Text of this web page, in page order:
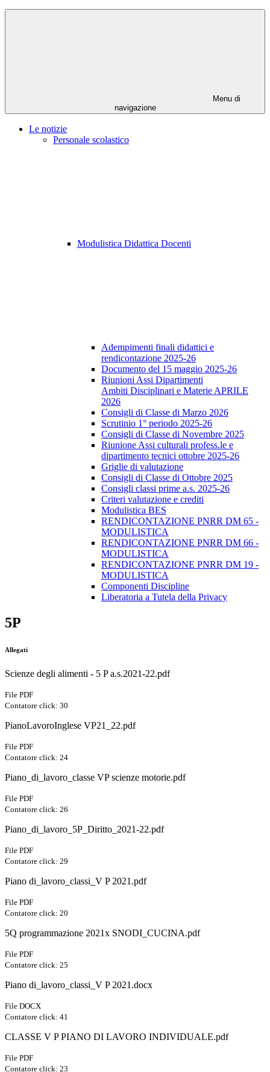
Menu di
navigazione
Le notizie
Personale scolastico
Modulistica Didattica Docenti
Adempimenti finali didattici e
rendicontazione 2025-26
Documento del 15 maggio 2025-26
Riunioni Assi Dipartimenti
Ambiti Disciplinari e Materie APRILE
2026
Consigli di Classe di Marzo 2026
Scrutinio 1° periodo 2025-26
Consigli di Classe di Novembre 2025
Riunione Assi culturali profess.le e
dipartimento tecnici ottobre 2025-26
Griglie di valutazione
Consigli di Classe di Ottobre 2025
Consigli classi prime a.s. 2025-26
Criteri valutazione e crediti
Modulistica BES
RENDICONTAZIONE PNRR DM 65 -
MODULISTICA
RENDICONTAZIONE PNRR DM 66 -
MODULISTICA
RENDICONTAZIONE PNRR DM 19 -
MODULISTICA
Componenti Discipline
Liberatoria a Tutela della Privacy
5P
Allegati
Scienze degli alimenti - 5 P a.s.2021-22.pdf
File PDF
Contatore click: 30
PianoLavoroInglese VP21_22.pdf
File PDF
Contatore click: 24
Piano_di_lavoro_classe VP scienze motorie.pdf
File PDF
Contatore click: 26
Piano_di_lavoro_5P_Diritto_2021-22.pdf
File PDF
Contatore click: 29
Piano di_lavoro_classi_V P 2021.pdf
File PDF
Contatore click: 20
5Q programmazione 2021x SNODI_CUCINA.pdf
File PDF
Contatore click: 25
Piano di_lavoro_classi_V P 2021.docx
File DOCX
Contatore click: 41
CLASSE V P PIANO DI LAVORO INDIVIDUALE.pdf
File PDF
Contatore click: 23